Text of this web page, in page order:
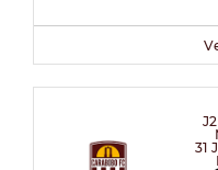
31